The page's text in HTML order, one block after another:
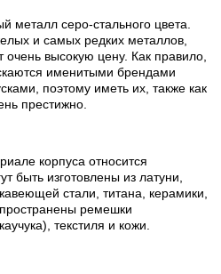
металл серо-стального цвета.
и самых редких металлов,
очень высокую цену. Как правило,
именитыми брендами
поэтому иметь их, также как
престижно.
корпуса относится
быть изготовлены из латуни,
стали, титана, керамики,
ремешки
текстиля и кожи.